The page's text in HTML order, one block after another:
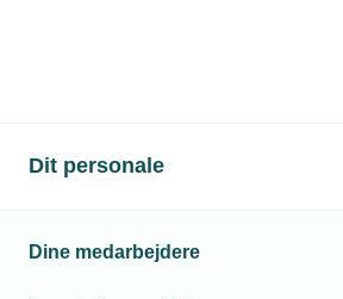
Dit personale
Dine medarbejdere
TEKNIQ klar til at